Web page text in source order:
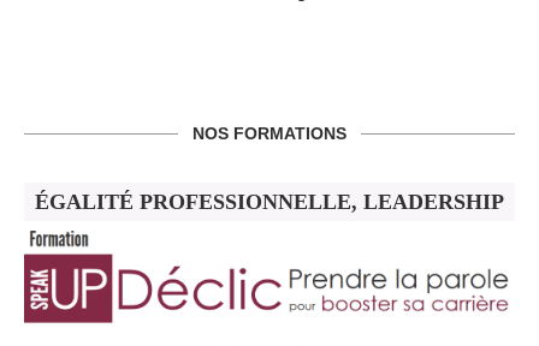
NOS FORMATIONS
ÉGALITÉ PROFESSIONNELLE, LEADERSHIP